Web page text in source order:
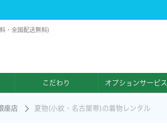
・全国配送無料)
こだわり オプションサービス
座店 夏物(小紋・名古屋帯)の着物レンタル